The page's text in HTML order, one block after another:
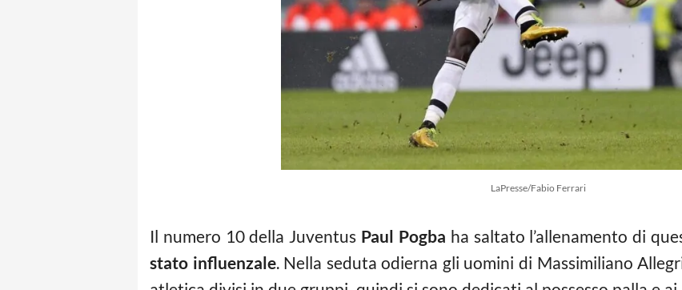
LaPresse/Fabio Ferrari
Il numero 10 della Juventus Paul Pogba ha saltato l’allenamento di
stato influenzale. Nella seduta odierna gli uomini di Massimiliano